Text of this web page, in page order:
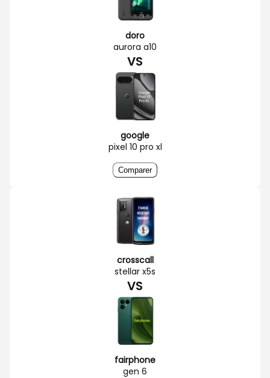
doro
aurora a10
VS
google
pixel 10 pro xl
Comparer
crosscall
stellar x5s
VS
fairphone
gen 6